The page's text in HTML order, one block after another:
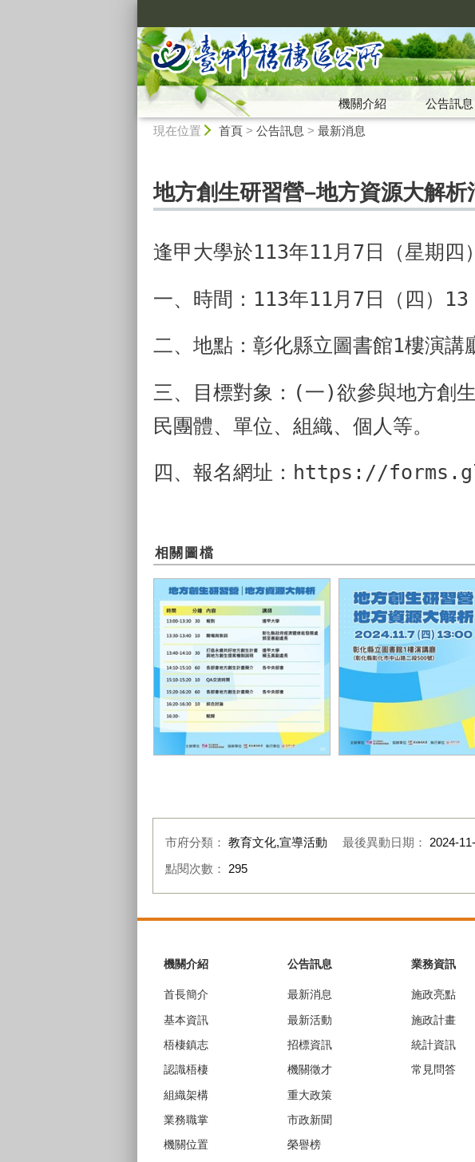
機關介紹 公告訊息
現在位置 首頁> 公告訊息 > 最新消息
地方創生研習營–地方資源大解析
逢甲大學於113年11月7日（星期四
一、時間：113年11月7日（四）
二、地點：彰化縣立圖書館1樓演
三、目標對象：(一)欲參與地方創
民團體、單位、組織、個人等。
四、報名網址：https://
相關圖檔
市府分類： 教育文化,宣導活動 最後異動日期： 2024-
點閱次數： 295
機關介紹
首長簡介
基本資訊
梧棲鎮志
認識梧棲
組織架構
業務職掌
機關位置
公告訊息
最新消息
最新活動
招標資訊
機關徵才
重大政策
市政新聞
榮譽榜
業務資訊
施政亮點
施政計畫
統計資訊
常見問答